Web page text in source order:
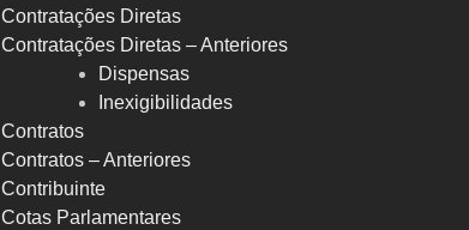
Contratações Diretas
Contratações Diretas – Anteriores
Dispensas
Inexigibilidades
Contratos
Contratos – Anteriores
Contribuinte
Cotas Parlamentares